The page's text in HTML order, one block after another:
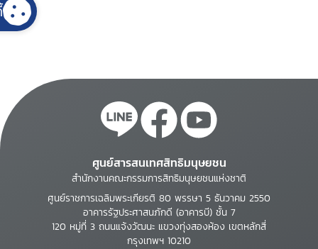
ศูนย์สารสนเทศสิทธิมนุษยชน
สำนักงานคณะกรรมการสิทธิมนุษยชนแห่งชาติ
ศูนย์ราชการเฉลิมพระเกียรติ 80 พรรษา 5 ธันวาคม 2550
อาคารรัฐประศาสนภักดี (อาคารบี) ชั้น 7
120 หมู่ที่ 3 ถนนแจ้งวัฒนะ แขวงทุ่งสองห้อง เขตหลักสี่
กรุงเทพฯ 10210